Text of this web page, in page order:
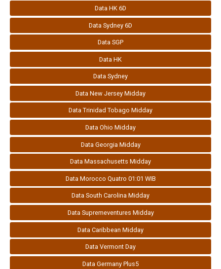
Data HK 6D
Data Sydney 6D
Data SGP
Data HK
Data Sydney
Data New Jersey Midday
Data Trinidad Tobago Midday
Data Ohio Midday
Data Georgia Midday
Data Massachusetts Midday
Data Morocco Quatro 01:01 WIB
Data South Carolina Midday
Data Supremeventures Midday
Data Caribbean Midday
Data Vermont Day
Data Germany Plus5